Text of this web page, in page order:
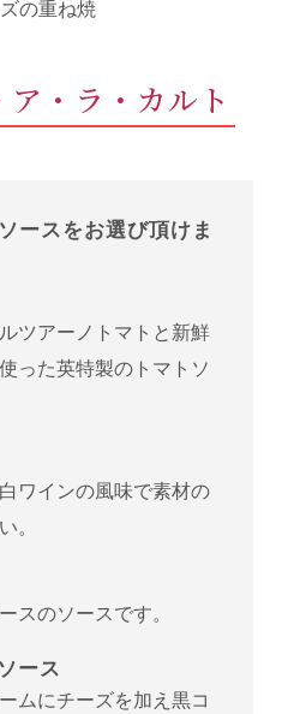
の重ね焼
・ラ・カルト
ースをお選び頂けま
ツアーノトマトと新鮮
った英特製のトマトソ
ワインの風味で素材の
。
スのソースです。
ース
ムにチーズを加え黒コ